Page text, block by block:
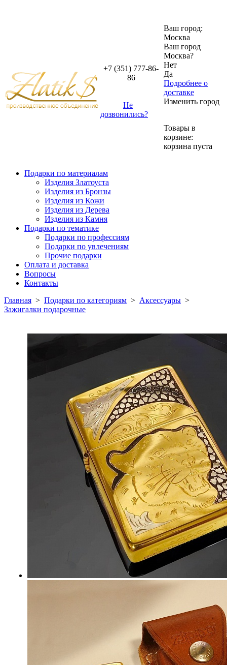
+7 (351) 777-86-
86
Не
дозвонились?
Ваш город:
Москва
Ваш город
Москва?
Нет
Да
Подробнее о
доставке
Изменить город
Товары в
корзине:
корзина пуста
Подарки по материалам
Изделия Златоуста
Изделия из Бронзы
Изделия из Кожи
Изделия из Дерева
Изделия из Камня
Подарки по тематике
Подарки по профессиям
Подарки по увлечениям
Прочие подарки
Оплата и доставка
Вопросы
Контакты
Главная > Подарки по категориям > Аксессуары >
Зажигалки подарочные